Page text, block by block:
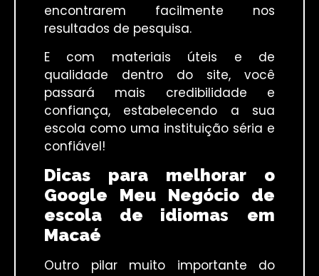
encontrarem facilmente nos
resultados de pesquisa.
E com materiais úteis e de
qualidade dentro do site, você
passará mais credibilidade e
confiança, estabelecendo a sua
escola como uma instituição séria e
confiável!
Dicas para melhorar o
Google Meu Negócio de
escola de idiomas em
Macaé
Outro pilar muito importante do